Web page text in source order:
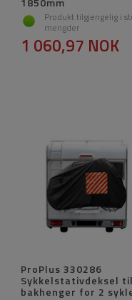
Produkt tilgjengelig i
mengder
1 060,97 NOK
ProPlus 330286
Sykkelstativdeksel til
bakhenger for 2